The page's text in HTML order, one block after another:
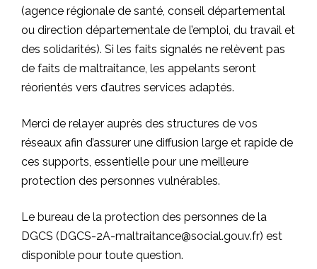
(agence régionale de santé, conseil départemental
ou direction départementale de l’emploi, du travail et
des solidarités). Si les faits signalés ne relèvent pas
de faits de maltraitance, les appelants seront
réorientés vers d’autres services adaptés.
Merci de relayer auprès des structures de vos
réseaux afin d’assurer une diffusion large et rapide de
ces supports, essentielle pour une meilleure
protection des personnes vulnérables.
Le bureau de la protection des personnes de la
DGCS ( DGCS-2A-maltraitance@social.gouv.fr) est
disponible pour toute question.